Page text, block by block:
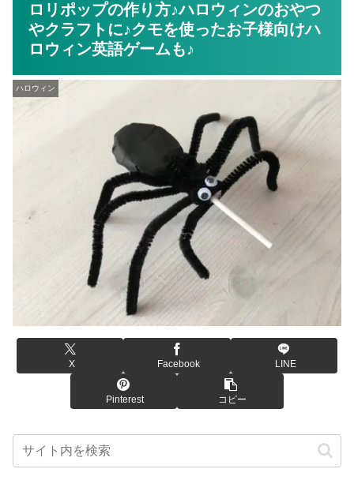
ロリポップの作り方♪ハロウィンのおやつ
やクラフトに♪クモを使ったお子様向けハ
ロウィン英語ゲームも♪
ハロウィン
X Facebook LINE
Pinterest コピー